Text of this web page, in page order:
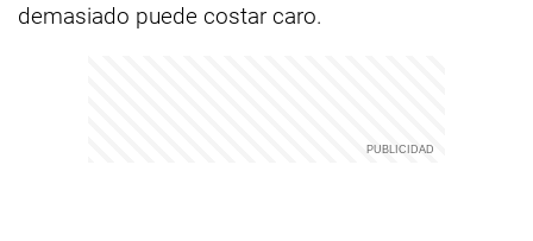
demasiado puede costar caro.